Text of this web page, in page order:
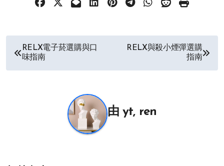
文
章
RELX電子菸選購與口
味指南
RELX與殺小煙彈選購
指南
由yt, ren